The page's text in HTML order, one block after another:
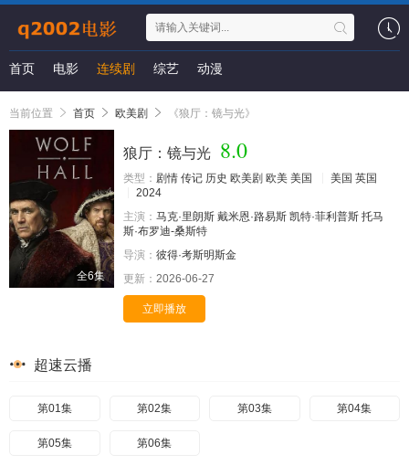
首页 电影 连续剧 综艺 动漫
当前位置 首页 欧美剧 《狼厅：镜与光》
全6集
狼厅：镜与光 8.0
类型： 剧情 传记 历史 欧美剧 欧美 美国 美国 英国
2024
主演： 马克·里朗斯 戴米恩·路易斯 凯特·菲利普斯 托马
斯·布罗迪-桑斯特
导演： 彼得·考斯明斯金
更新： 2026-06-27
立即播放
超速云播
第01集 第02集 第03集 第04集
第05集 第06集